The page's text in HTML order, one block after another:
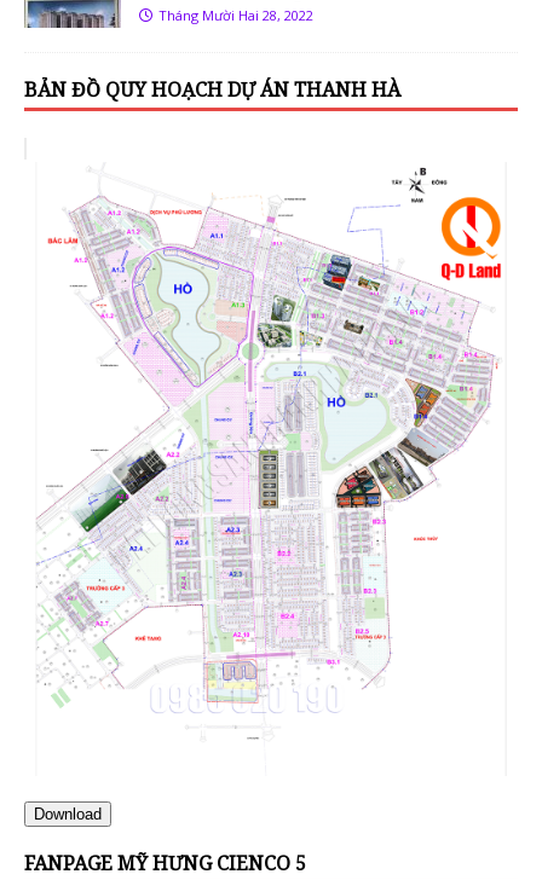
Tháng Mười Hai 28, 2022
BẢN ĐỒ QUY HOẠCH DỰ ÁN THANH HÀ
Download
FANPAGE MỸ HƯNG CIENCO 5